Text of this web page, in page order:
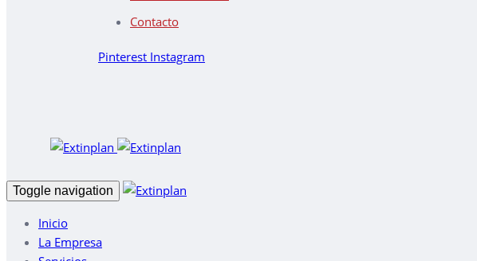
Contacto
Pinterest Instagram
Toggle navigation
Inicio
La Empresa